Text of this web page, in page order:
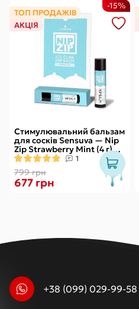
ТОП ПРОДАЖІВ
АКЦІЯ
Стимулювальний бальзам
для сосків Sensuva — Nip
Zip Strawberry Mint (4 г)
охолоджувальний
1
799 грн
-15%
677 грн
+38 (099) 029-99-58